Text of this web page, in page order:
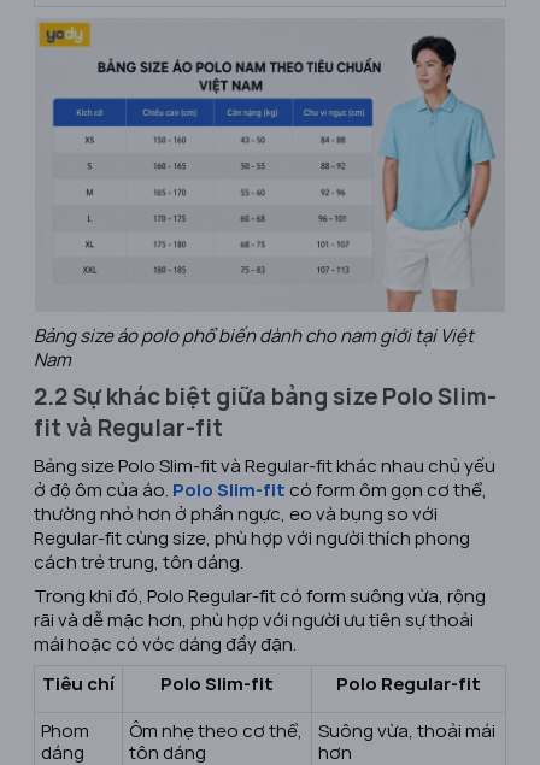
Bảng size áo polo phổ biến dành cho nam giới tại Việt
Nam
2.2 Sự khác biệt giữa bảng size Polo Slim-
fit và Regular-fit
Bảng size Polo Slim-fit và Regular-fit khác nhau chủ yếu
ở độ ôm của áo. Polo Slim-fit có form ôm gọn cơ thể,
thường nhỏ hơn ở phần ngực, eo và bụng so với
Regular-fit cùng size, phù hợp với người thích phong
cách trẻ trung, tôn dáng.
Trong khi đó, Polo Regular-fit có form suông vừa, rộng
rãi và dễ mặc hơn, phù hợp với người ưu tiên sự thoải
mái hoặc có vóc dáng đầy đặn.
Tiêu chí
Polo Slim-fit
Polo Regular-fit
Phom
dáng
Ôm nhẹ theo cơ thể,
tôn dáng
Suông vừa, thoải mái
hơn